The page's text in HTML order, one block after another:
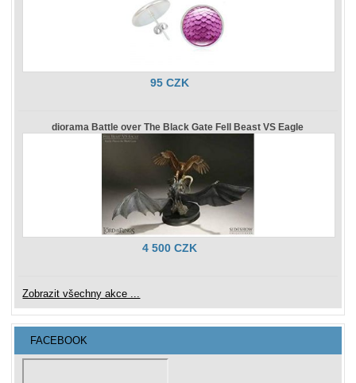
95 CZK
diorama Battle over The Black Gate Fell Beast VS Eagle
4 500 CZK
Zobrazit všechny akce ...
FACEBOOK